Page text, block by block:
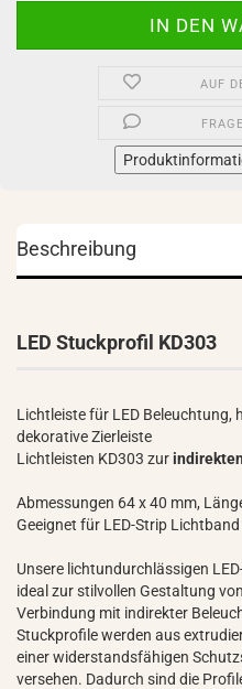
AUF
Beschreibung
LED Stuckprofil KD303
Lichtleiste für LED Beleuchtung,
dekorative Zierleiste
Lichtleisten KD303 zurindirekten
Abmessungen 64 x 40 mm,
Geeignet für LED-Strip
Unsere lichtundurchlässigen
ideal zur stilvollen Gestaltung
Verbindung mit indirekter
Stuckprofile werden aus
einer widerstandsfähigen
versehen. Dadurch sind die